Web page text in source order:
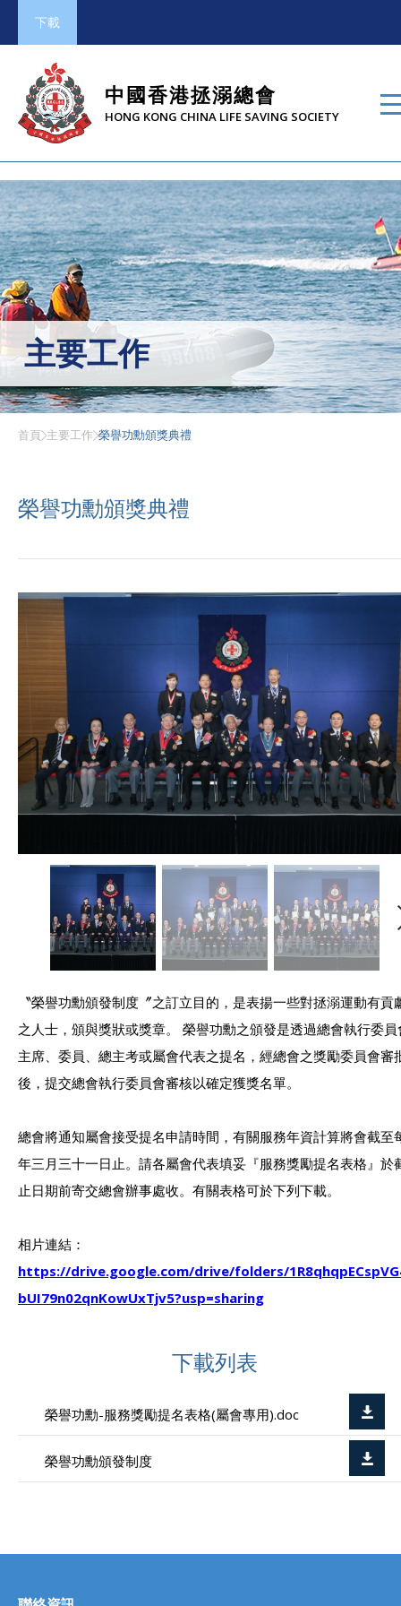
下載
中國香港拯溺總會
HONG KONG CHINA LIFE SAVING SOCIETY
主要工作
首頁 主要工作 榮譽功勳頒獎典禮
榮譽功勳頒獎典禮
〝榮譽功勳頒發制度〞之訂立目的，是表揚一些對拯溺運動有貢
之人士，頒與獎狀或獎章。 榮譽功勳之頒發是透過總會執行委員
主席、委員、總主考或屬會代表之提名，經總會之獎勵委員會審
後，提交總會執行委員會審核以確定獲獎名單。
總會將通知屬會接受提名申請時間，有關服務年資計算將會截至
年三月三十一日止。請各屬會代表填妥『服務獎勵提名表格』於
止日期前寄交總會辦事處收。有關表格可於下列下載。
相片連結：
https://drive.google.com/drive/folders/
bUI79n02qnKowUxTjv5?usp=sharing
下載列表
榮譽功勳-服務獎勵提名表格(屬會專用).doc
榮譽功勳頒發制度